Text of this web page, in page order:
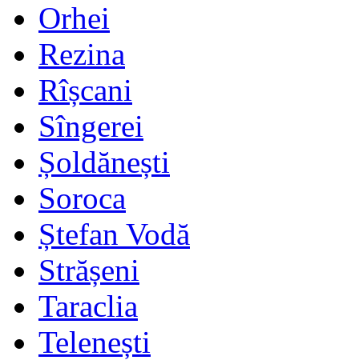
Orhei
Rezina
Rîșcani
Sîngerei
Șoldănești
Soroca
Ștefan Vodă
Strășeni
Taraclia
Telenești